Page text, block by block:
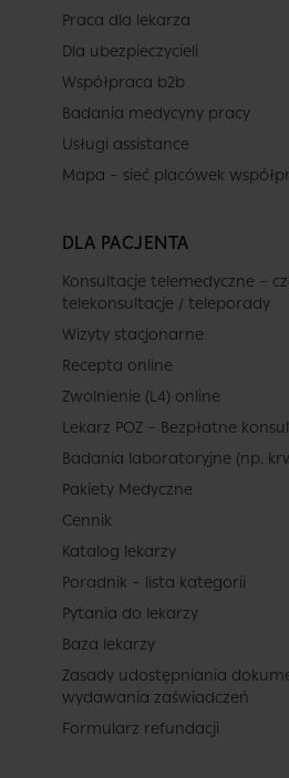
Praca dla lekarza
Dla ubezpieczycieli
Współpraca b2b
Badania medycyny pracy
Usługi assistance
Mapa – sieć placówek
DLA PACJENTA
Konsultacje telemedyczne –
telekonsultacje / teleporady
Wizyty stacjonarne
Recepta online
Zwolnienie (L4) online
Lekarz POZ – Bezpłatne
Badania laboratoryjne (np.
Pakiety Medyczne
Cennik
Katalog lekarzy
Poradnik – lista kategorii
Pytania do lekarzy
Baza lekarzy
Zasady udostępniania
wydawania zaświadczeń
Formularz refundacji